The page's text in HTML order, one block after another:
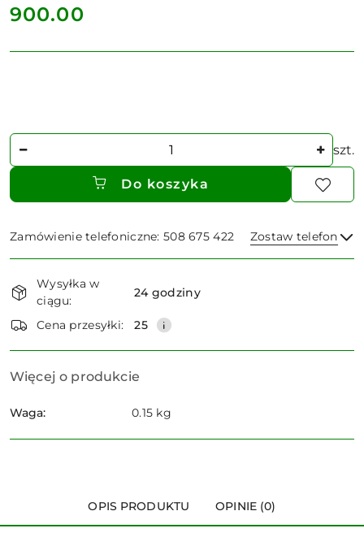
cena:
900.00
Ilość szt.
Do koszyka
Zamówienie telefoniczne: 508 675 422 Zostaw telefon
i
dostawa
Wysyłka w
ciągu:
24 godziny
Cena przesyłki: 25
Więcej o produkcie
Waga: 0.15 kg
OPIS PRODUKTU OPINIE (0)